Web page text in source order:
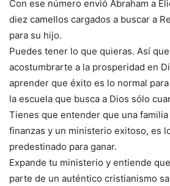
Con ese número envió Abraham a
diez camellos cargados a buscar a
para su hijo.
Puedes tener lo que quieras. Así
acostumbrarte a la prosperidad en
aprender que éxito es lo normal
la escuela que busca a Dios sólo
Tienes que entender que una familia
finanzas y un ministerio exitoso, es
predestinado para ganar.
Expande tu ministerio y entiende
parte de un auténtico cristianismo